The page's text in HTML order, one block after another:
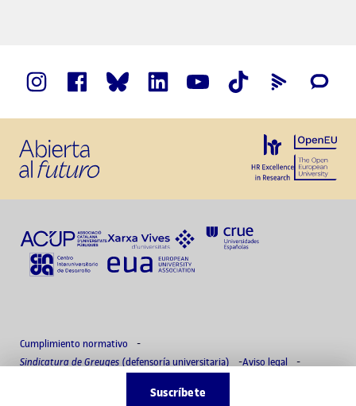
Suscríbete
Cumplimiento normativo
Sindicatura de Greuges (defensoría universitaria)
Aviso legal